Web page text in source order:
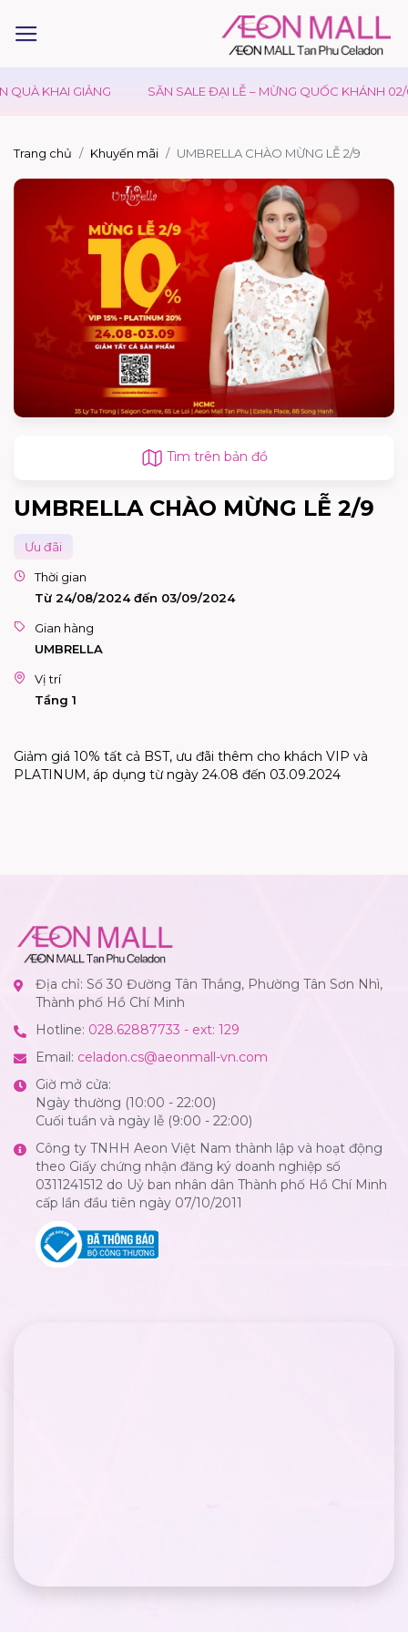
KHAI GIẢNG SĂN SALE ĐẠI LỄ – MỪNG QUỐC KHÁNH 02/09
Trang chủ Khuyến mãi UMBRELLA CHÀO MỪNG LỄ 2/9
Tìm trên bản đồ
UMBRELLA CHÀO MỪNG LỄ 2/9
Ưu đãi
Thời gian
Từ 24/08/2024 đến 03/09/2024
Gian hàng
UMBRELLA
Vị trí
Tầng 1
Giảm giá 10% tất cả BST, ưu đãi thêm cho khách VIP và
PLATINUM, áp dụng từ ngày 24.08 đến 03.09.2024
Địa chỉ: Số 30 Đường Tân Thắng, Phường Tân Sơn Nhì,
Thành phố Hồ Chí Minh
Hotline: 028.62887733 - ext: 129
Email: celadon.cs@aeonmall-vn.com
Giờ mở cửa:
Ngày thường (10:00 - 22:00)
Cuối tuần và ngày lễ (9:00 - 22:00)
Công ty TNHH Aeon Việt Nam thành lập và hoạt động
theo Giấy chứng nhận đăng ký doanh nghiệp số
0311241512 do Uỷ ban nhân dân Thành phố Hồ Chí Minh
cấp lần đầu tiên ngày 07/10/2011